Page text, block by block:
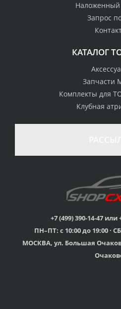
Наложенный
Запрос
КАТАЛОГ
Запчасти
Комплекты для
Клубная
+7 (499) 390-14-47 или
ПН–ПТ: с 10:00 до 19:00 ·
МОСКВА, ул. Большая